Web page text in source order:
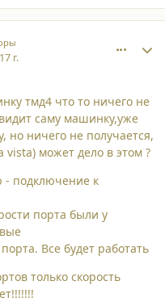
17 г.
тмд4 что то ничего не
саму машинку,уже
но ничего не получается,
может дело в этом ?
- подключение к
порта были у
Все будет работать
только скорость